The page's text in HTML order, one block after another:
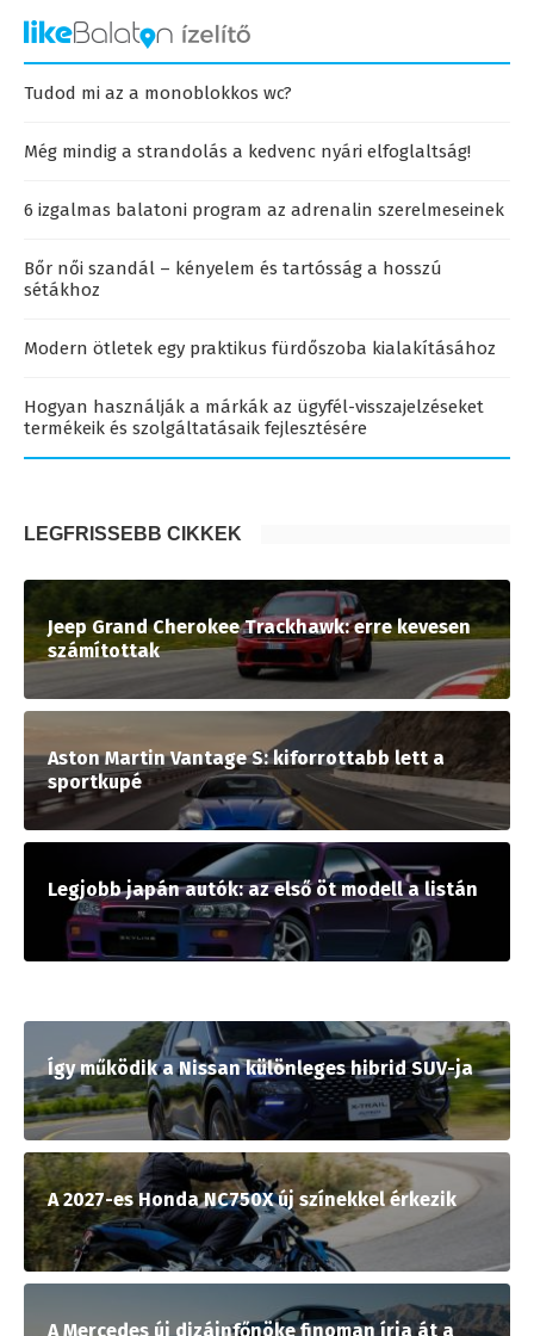
Tudod mi az a monoblokkos wc?
Még mindig a strandolás a kedvenc nyári elfoglaltság!
6 izgalmas balatoni program az adrenalin szerelmeseinek
Bőr női szandál – kényelem és tartósság a hosszú
sétákhoz
Modern ötletek egy praktikus fürdőszoba kialakításához
Hogyan használják a márkák az ügyfél-visszajelzéseket
termékeik és szolgáltatásaik fejlesztésére
LEGFRISSEBB CIKKEK
Jeep Grand Cherokee Trackhawk: erre kevesen
számítottak
Aston Martin Vantage S: kiforrottabb lett a
sportkupé
Legjobb japán autók: az első öt modell a listán
Így működik a Nissan különleges hibrid SUV-ja
A 2027-es Honda NC750X új színekkel érkezik
A Mercedes új dizájnfőnöke finoman írja át a